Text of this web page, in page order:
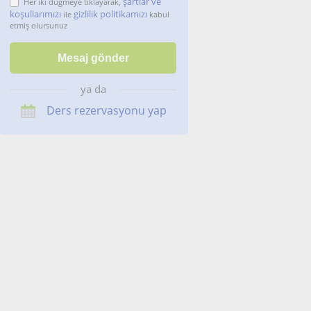
koşullarımızı ile gizlilik politikamızı kabul
etmiş olursunuz
ya da
Ders rezervasyonu yap